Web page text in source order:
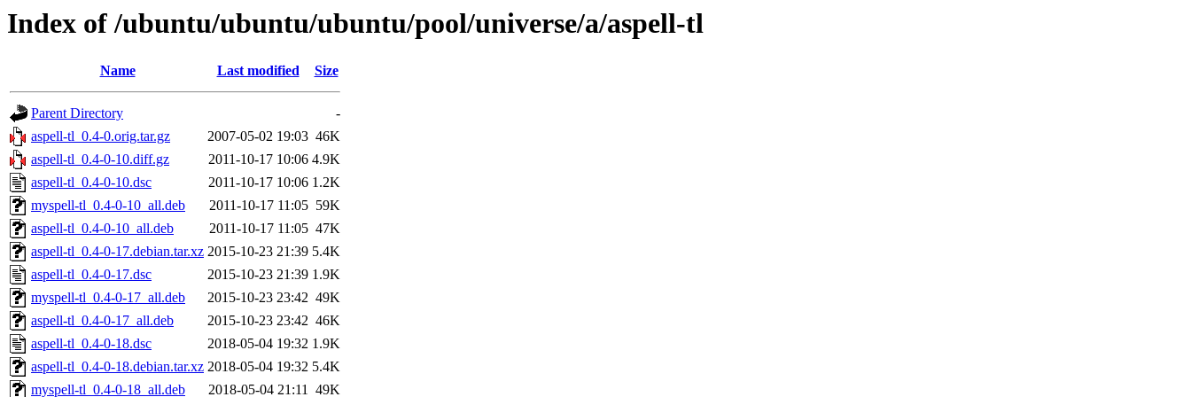
Index of /ubuntu/ubuntu/ubuntu/pool/universe/a/aspell-tl
Name Last modified Size
Parent Directory
-
aspell-tl_0.4-0.orig.tar.gz
2007-05-02 19:03 46K
aspell-tl_0.4-0-10.diff.gz
2011-10-17 10:06 4.9K
aspell-tl_0.4-0-10.dsc
2011-10-17 10:06 1.2K
myspell-tl_0.4-0-10_all.deb
2011-10-17 11:05 59K
aspell-tl_0.4-0-10_all.deb
2011-10-17 11:05 47K
aspell-tl_0.4-0-17.debian.tar.xz 2015-10-23 21:39 5.4K
aspell-tl_0.4-0-17.dsc
2015-10-23 21:39 1.9K
myspell-tl_0.4-0-17_all.deb
2015-10-23 23:42 49K
aspell-tl_0.4-0-17_all.deb
2015-10-23 23:42 46K
aspell-tl_0.4-0-18.dsc
2018-05-04 19:32 1.9K
aspell-tl_0.4-0-18.debian.tar.xz 2018-05-04 19:32 5.4K
myspell-tl_0.4-0-18_all.deb
2018-05-04 21:11 49K